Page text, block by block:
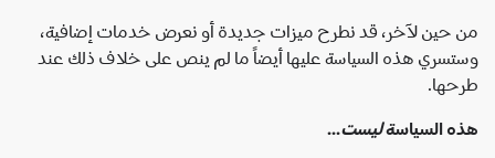
لآخر، قد نطرح ميزات جديدة أو نعرض خدمات إضافية،
هذه السياسة عليها أيضاً ما لم ينص على خلاف ذلك عند
السياسةليست...